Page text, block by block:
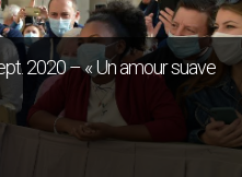
2020 – « Un amour suave